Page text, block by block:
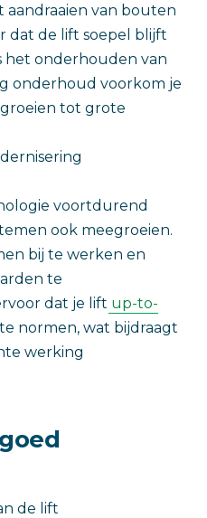
van bouten
dat de lift soepel blijft
het onderhouden van
onderhoud voorkom je
tot grote
voortdurend
ook meegroeien.
bij te werken en
te
dat je lift up-to-
normen, wat bijdraagt
werking
de lift